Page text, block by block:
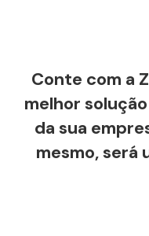
Conte com a
melhor
da sua
mesmo, será